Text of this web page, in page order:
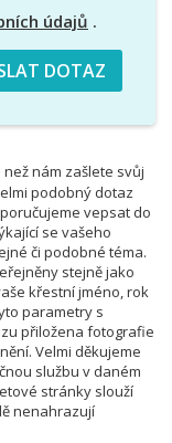
údajů .
než nám zašlete svůj
podobný dotaz
vepsat do
se vašeho
či podobné téma.
stejně jako
křestní jméno, rok
parametry s
přiložena fotografie
Velmi děkujeme
službu v daném
stránky slouží
nenahrazují